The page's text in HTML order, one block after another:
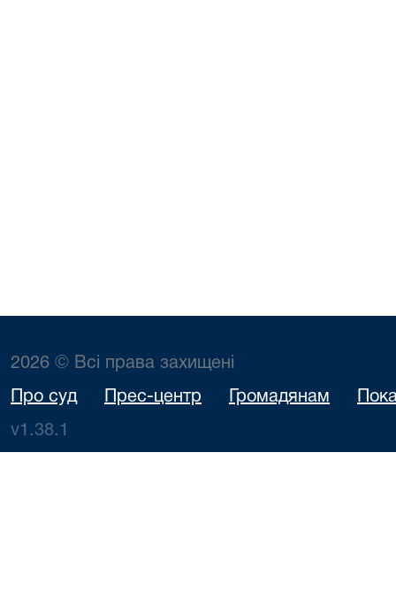
2026 © Всі права захищені
Про суд Прес-центр Громадянам
v1.38.1